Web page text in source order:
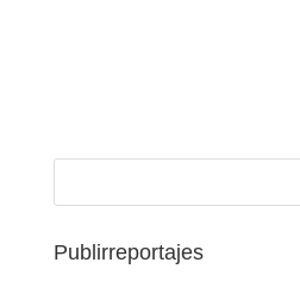
Publirreportajes